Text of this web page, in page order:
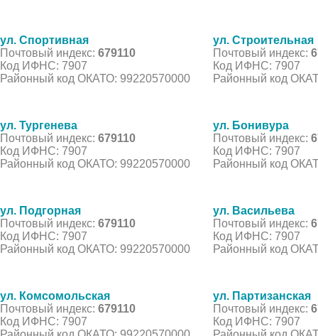
ул. Спортивная
Почтовый индекс: 679110
Код ИФНС: 7907
Районный код ОКАТО: 99220570000
ул. Строительная
Почтовый индекс:
Код ИФНС: 7907
Районный код
ул. Тургенева
Почтовый индекс: 679110
Код ИФНС: 7907
Районный код ОКАТО: 99220570000
ул. Бонивура
Почтовый индекс:
Код ИФНС: 7907
Районный код
ул. Подгорная
Почтовый индекс: 679110
Код ИФНС: 7907
Районный код ОКАТО: 99220570000
ул. Васильева
Почтовый индекс:
Код ИФНС: 7907
Районный код
ул. Комсомольская
Почтовый индекс: 679110
Код ИФНС: 7907
ул. Партизанская
Почтовый индекс:
Код ИФНС: 7907